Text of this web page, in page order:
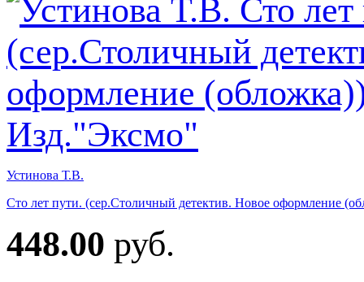
Устинова Т.В.
Сто лет пути. (сер.Столичный детектив. Новое оформление
448.00 руб.